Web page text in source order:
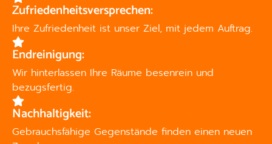
Zufriedenheitsversprechen:
Ihre Zufriedenheit ist unser Ziel, mit jedem Auftrag.
Endreinigung:
Wir hinterlassen Ihre Räume besenrein und
bezugsfertig.
Nachhaltigkeit:
Gebrauchsfähige Gegenstände finden einen neuen